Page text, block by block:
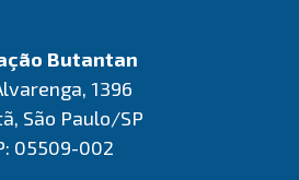
Butantan
1396
São Paulo/SP
05509-002